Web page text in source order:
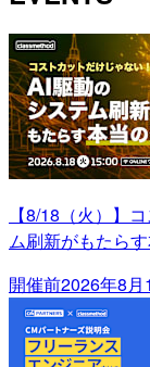
【8/18（火）】
ム刷新がもたら
開催前2026年8月